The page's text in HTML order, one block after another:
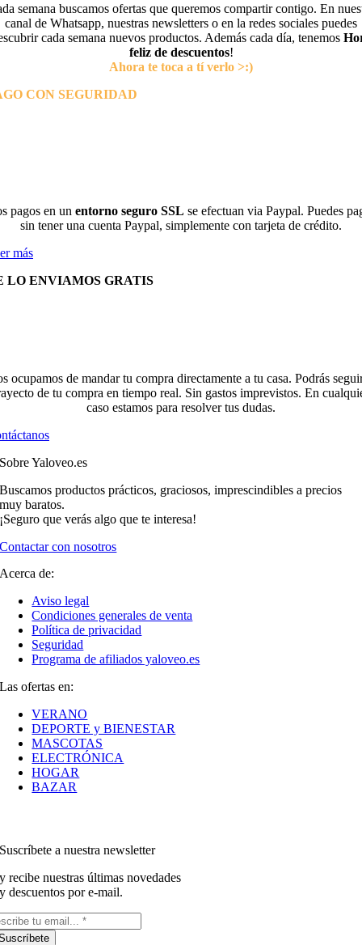
semana buscamos ofertas que queremos compartir contigo. En
canal de Whatsapp, nuestras newsletters o en la redes sociales puedes
cada semana nuevos productos. Además cada día, tenemos
feliz de descuentos!
Ahora te toca a tí verlo >:)
CON SEGURIDAD
pagos en un entorno seguro SSL se efectuan via Paypal. Puedes
sin tener una cuenta Paypal, simplemente con tarjeta de crédito.
más
LO ENVIAMOS GRATIS
ocupamos de mandar tu compra directamente a tu casa. Podrás
de tu compra en tiempo real. Sin gastos imprevistos. En
caso estamos para resolver tus dudas.
Sobre Yaloveo.es
Buscamos productos prácticos, graciosos, imprescindibles a precios
muy baratos.
¡Seguro que verás algo que te interesa!
Contactar con nosotros
Acerca de:
Aviso legal
Condiciones generales de venta
Política de privacidad
Seguridad
Programa de afiliados yaloveo.es
Las ofertas en:
VERANO
DEPORTE y BIENESTAR
MASCOTAS
ELECTRÓNICA
HOGAR
BAZAR
Suscríbete a nuestra newsletter
y recibe nuestras últimas novedades
y descuentos por e-mail.